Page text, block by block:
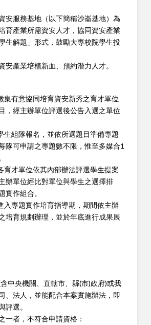
安服務基地（以下簡稱沙崙基地）為
育產業所需資安人才，協同資安產業
生解題」形式，鼓勵大專校院學生投
安產業培植新血、預約潛力人才。
集有意協同培育資安新秀之育才單位
，經主辦單位評選後公告入選之單位
生組隊報名，並依所選題目準備專題
隊可申請之專題數不限，惟至多媒合1
育才單位依其內部辦法評選學生提案
辦單位經比對單位與學生之選擇排
實作組合。
入專題實作培育指導期，期間依主辦
培育規劃辦理，並於年底進行成果展
中央機關、直轄市、縣(市)政府)或我
、法人，並能配合本案實施辦法，即
評選。
一者，不符合申請資格：